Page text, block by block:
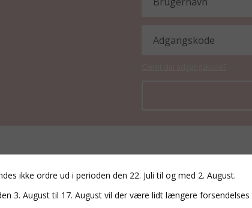
ikke ordre ud i perioden den 22. Juli til og med 2. August.
3. August til 17. August vil der være lidt længere forsendelses